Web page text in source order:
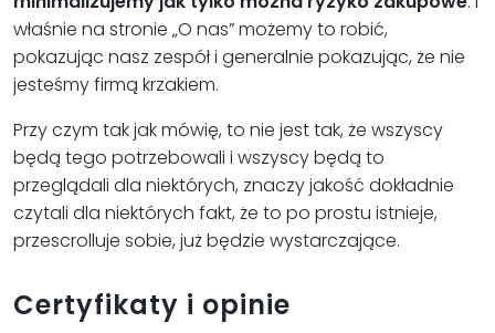
właśnie na stronie „O nas” możemy to robić,
pokazując nasz zespół i generalnie pokazując, że nie
jesteśmy firmą krzakiem.
Przy czym tak jak mówię, to nie jest tak, że wszyscy
będą tego potrzebowali i wszyscy będą to
przeglądali dla niektórych, znaczy jakość dokładnie
czytali dla niektórych fakt, że to po prostu istnieje,
przescrolluje sobie, już będzie wystarczające.
Certyfikaty i opinie